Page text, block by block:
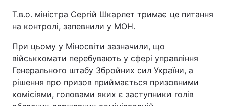
Т.в.о. міністра Сергій Шкарлет тримає це питання
на контролі, запевнили у МОН.
При цьому у Міносвіти зазначили, що
військкомати перебувають у сфері управління
Генерального штабу Збройних сил України, а
рішення про призов приймається призовними
комісіями, головами яких є заступники голів